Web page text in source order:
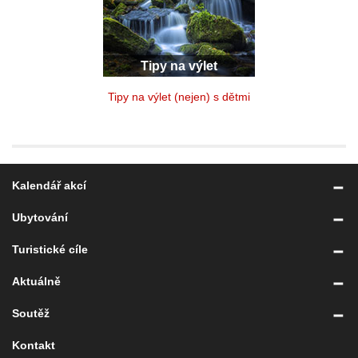
Tipy na výlet
Tipy na výlet (nejen) s dětmi
Kalendář akcí
Ubytování
Turistické cíle
Aktuálně
Soutěž
Kontakt